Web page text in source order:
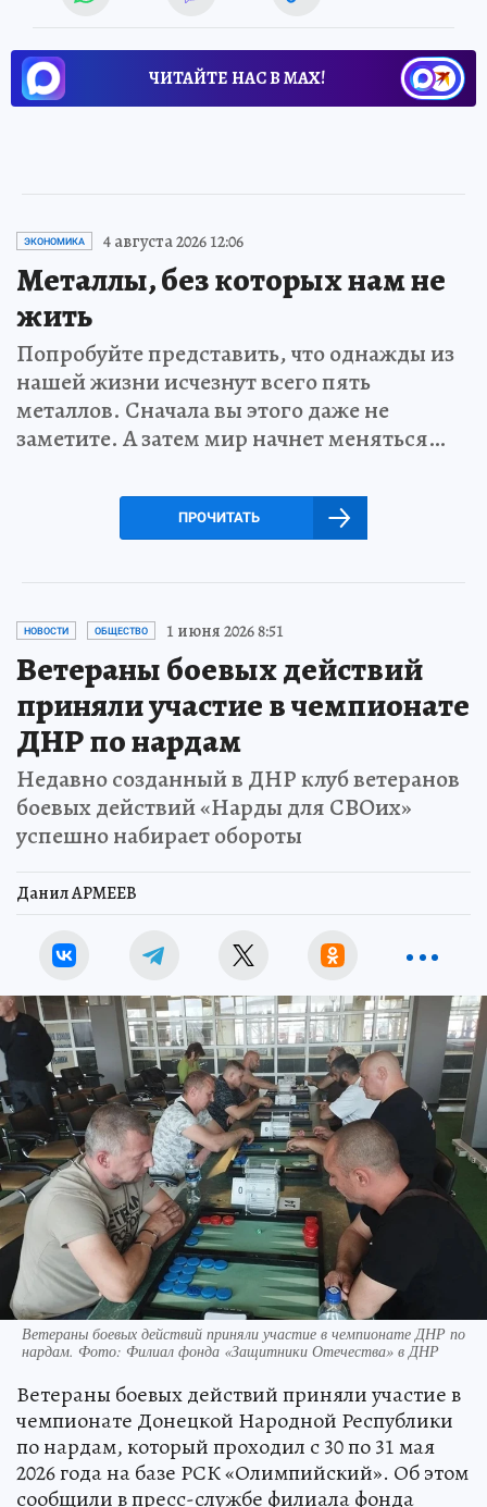
ЧИТАЙТЕ НАС В МАХ!
ЭКОНОМИКА 4 августа 2026 12:06
Металлы, без которых нам не
жить
Попробуйте представить, что однажды из
нашей жизни исчезнут всего пять
металлов. Сначала вы этого даже не
заметите. А затем мир начнет меняться…
ПРОЧИТАТЬ
НОВОСТИ ОБЩЕСТВО 1 июня 2026 8:51
Ветераны боевых действий
приняли участие в чемпионате
ДНР по нардам
Недавно созданный в ДНР клуб ветеранов
боевых действий «Нарды для СВОих»
успешно набирает обороты
Данил АРМЕЕВ
Ветераны боевых действий приняли участие в чемпионате ДНР по
нардам. Фото: Филиал фонда «Защитники Отечества» в ДНР
Ветераны боевых действий приняли участие в
чемпионате Донецкой Народной Республики
по нардам, который проходил с 30 по 31 мая
2026 года на базе РСК «Олимпийский». Об этом
сообщили в пресс-службе филиала фонда